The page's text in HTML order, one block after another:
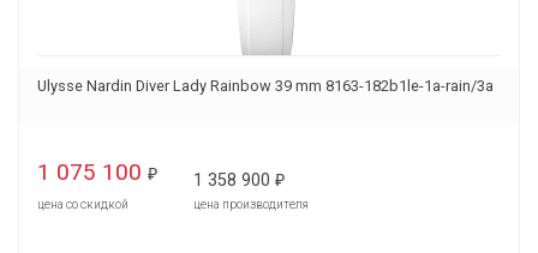
Ulysse Nardin Diver Lady Rainbow 39 mm 8163-182b1le-1a-rain/3a
1 075 100 ₽
цена со скидкой
1 358 900 ₽
цена производителя